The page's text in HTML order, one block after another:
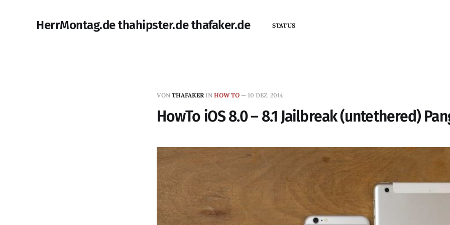
HerrMontag.de thahipster.de thafaker.de STATUS
VON THAFAKER IN HOW TO — 10 DEZ. 2014
HowTo iOS 8.0 – 8.1 Jailbreak (untethered)